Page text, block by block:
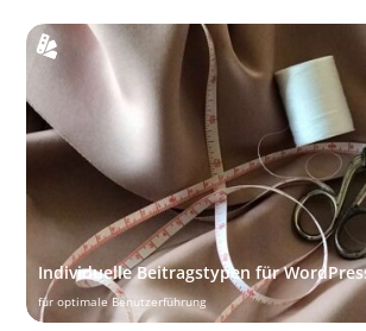
Individuelle Beitragstypen für
für optimale Benutzerführung